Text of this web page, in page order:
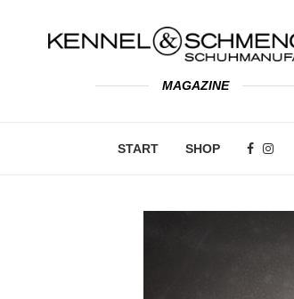
MAGAZINE
START SHOP